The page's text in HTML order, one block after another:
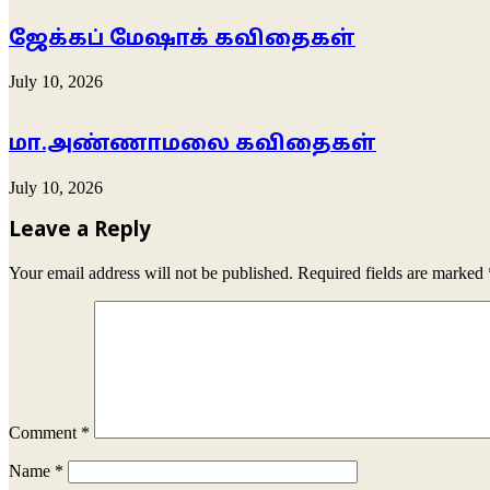
ஜேக்கப் மேஷாக் கவிதைகள்
July 10, 2026
மா.அண்ணாமலை கவிதைகள்
July 10, 2026
Leave a Reply
Your email address will not be published. Required fields are marked
Comment *
Name *